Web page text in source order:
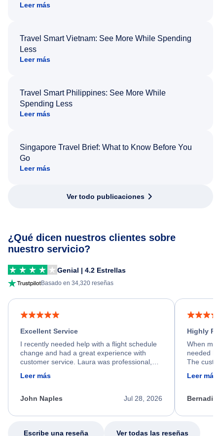
Leer más
Travel Smart Vietnam: See More While Spending
Less
Leer más
Travel Smart Philippines: See More While
Spending Less
Leer más
Singapore Travel Brief: What to Know Before You
Go
Leer más
Ver todo publicaciones
¿Qué dicen nuestros clientes sobre
nuestro servicio?
Genial | 4.2 Estrellas
Basado en 34,320 reseñas
Excellent Service
I recently needed help with a flight schedule
change and had a great experience with
customer service. Laura was professional,
friendly, and very helpful throughout the
process. She quickly found a solution and
appreciate her excellent service.
Leer más
Jul 28, 2026
John Naples
Highly
When my
needed
The
calm,
my issue.
Leer más
Escribe una reseña Ver todas las reseñas